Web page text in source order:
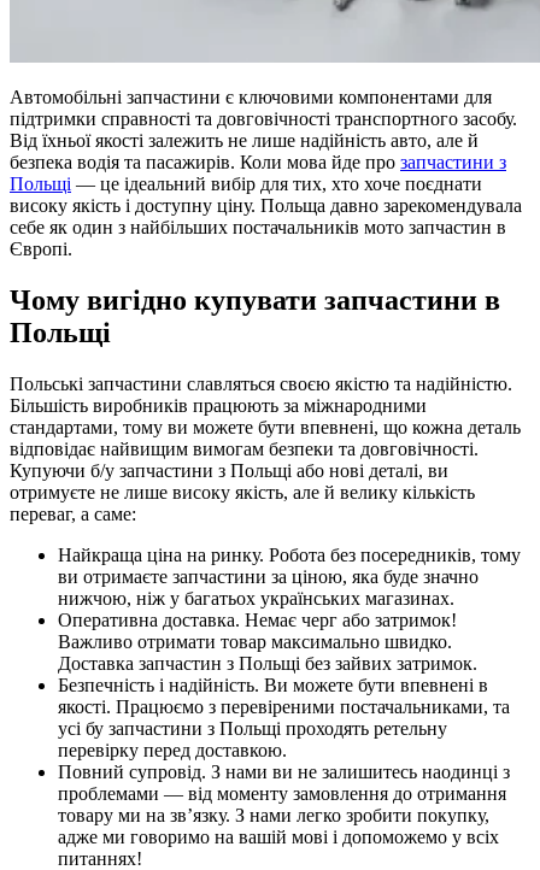
Автомобільні запчастини є ключовими компонентами для
підтримки справності та довговічності транспортного засобу.
Від їхньої якості залежить не лише надійність авто, але й
безпека водія та пасажирів. Коли мова йде про запчастини з
Польщі — це ідеальний вибір для тих, хто хоче поєднати
високу якість і доступну ціну. Польща давно зарекомендувала
себе як один з найбільших постачальників мото запчастин в
Європі.
Чому вигідно купувати запчастини в
Польщі
Польські запчастини славляться своєю якістю та надійністю.
Більшість виробників працюють за міжнародними
стандартами, тому ви можете бути впевнені, що кожна деталь
відповідає найвищим вимогам безпеки та довговічності.
Купуючи б/у запчастини з Польщі або нові деталі, ви
отримуєте не лише високу якість, але й велику кількість
переваг, а саме:
Найкраща ціна на ринку. Робота без посередників, тому
ви отримаєте запчастини за ціною, яка буде значно
нижчою, ніж у багатьох українських магазинах.
Оперативна доставка. Немає черг або затримок!
Важливо отримати товар максимально швидко.
Доставка запчастин з Польщі без зайвих затримок.
Безпечність і надійність. Ви можете бути впевнені в
якості. Працюємо з перевіреними постачальниками, та
усі бу запчастини з Польщі проходять ретельну
перевірку перед доставкою.
Повний супровід. З нами ви не залишитесь наодинці з
проблемами — від моменту замовлення до отримання
товару ми на зв’язку. З нами легко зробити покупку,
адже ми говоримо на вашій мові і допоможемо у всіх
питаннях!